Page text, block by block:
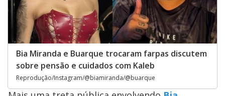
Bia Miranda e Buarque trocaram farpas discutem
sobre pensão e cuidados com Kaleb
Reprodução/Instagram/@biamiranda/@buarque